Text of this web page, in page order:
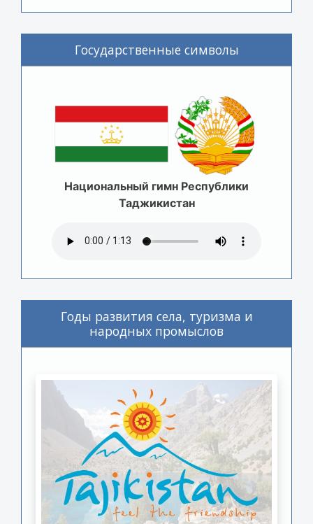
Государственные символы
Национальный гимн Республики
Таджикистан
Годы развития села, туризма и
народных промыслов